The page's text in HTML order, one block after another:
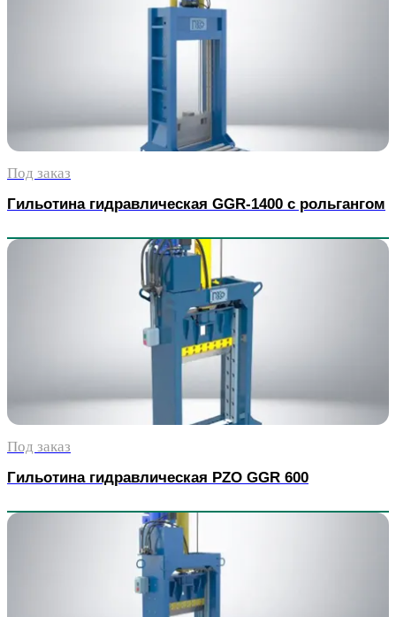
Под заказ
Гильотина гидравлическая GGR-1400 с рольгангом
Под заказ
Гильотина гидравлическая PZO GGR 600